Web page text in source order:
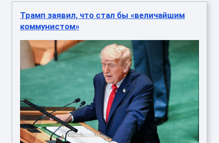
Трамп заявил, что стал бы «величайшим
коммунистом»